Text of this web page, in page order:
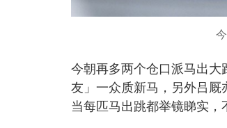
今朝再多两个仓口派马出
友」一众质新马，另外吕厩
当每匹马出跳都举镜睇实，